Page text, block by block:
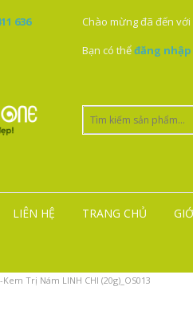
636
Chào mừng đã đến với
Bạn có thểđăng nhập
LIÊN HỆ TRANG CHỦ
Trị Nám LINH CHI (20g)_OS013